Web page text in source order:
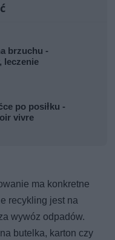
brzuchu -
leczenie
po posiłku -
vivre
ma konkretne
recykling jest na
wywóz odpadów.
butelka, karton czy